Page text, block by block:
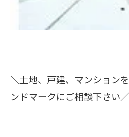
＼土地、戸建、マンション
ンドマークにご相談下さい／